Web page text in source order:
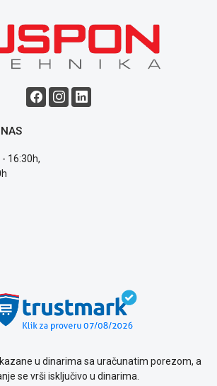
16:30h,
u dinarima sa uračunatim porezom, a
se vrši isključivo u dinarima.